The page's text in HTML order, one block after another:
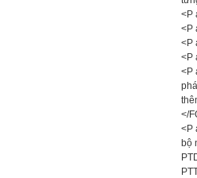
<P
<P
<P
<P
<P
</
<P
bộ